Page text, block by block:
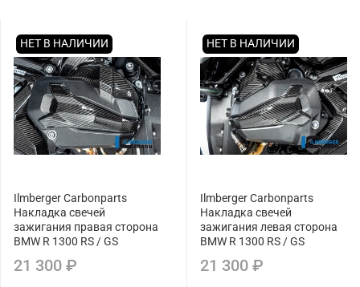
НЕТ В НАЛИЧИИ
Ilmberger Carbonparts
Накладка свечей
зажигания правая сторона
BMW R 1300 RS / GS
21 300 ₽
НЕТ В НАЛИЧИИ
Ilmberger Carbonparts
Накладка свечей
зажигания левая сторона
BMW R 1300 RS / GS
21 300 ₽